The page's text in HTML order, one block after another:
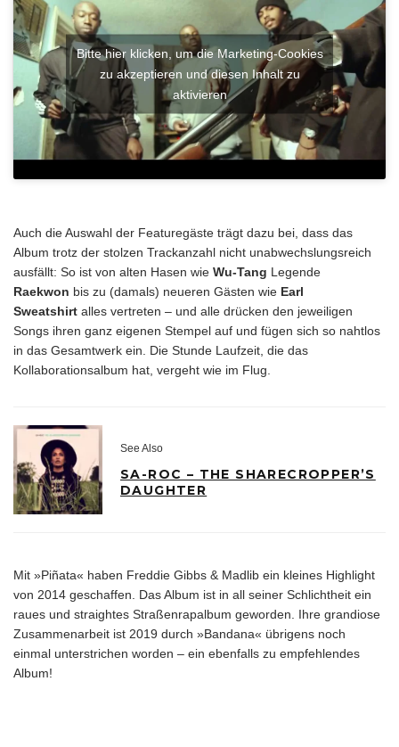
Bitte hier klicken, um die Marketing-Cookies
zu akzeptieren und diesen Inhalt zu
aktivieren
Auch die Auswahl der Featuregäste trägt dazu bei, dass das
Album trotz der stolzen Trackanzahl nicht unabwechslungsreich
ausfällt: So ist von alten Hasen wie Wu-Tang Legende
Raekwon bis zu (damals) neueren Gästen wie Earl
Sweatshirt alles vertreten – und alle drücken den jeweiligen
Songs ihren ganz eigenen Stempel auf und fügen sich so nahtlos
in das Gesamtwerk ein. Die Stunde Laufzeit, die das
Kollaborationsalbum hat, vergeht wie im Flug.
See Also
SA-ROC – THE SHARECROPPER’S
DAUGHTER
Mit »Piñata« haben Freddie Gibbs & Madlib ein kleines Highlight
von 2014 geschaffen. Das Album ist in all seiner Schlichtheit ein
raues und straightes Straßenrapalbum geworden. Ihre grandiose
Zusammenarbeit ist 2019 durch »Bandana« übrigens noch
einmal unterstrichen worden – ein ebenfalls zu empfehlendes
Album!